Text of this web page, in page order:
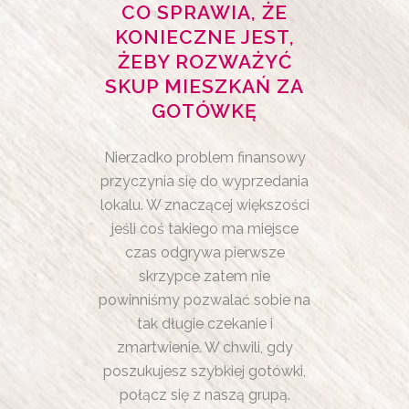
CO SPRAWIA, ŻE
KONIECZNE JEST,
ŻEBY ROZWAŻYĆ
SKUP MIESZKAŃ ZA
GOTÓWKĘ
Nierzadko problem finansowy
przyczynia się do wyprzedania
lokalu. W znaczącej większości
jeśli coś takiego ma miejsce
czas odgrywa pierwsze
skrzypce zatem nie
powinniśmy pozwalać sobie na
tak długie czekanie i
zmartwienie. W chwili, gdy
poszukujesz szybkiej gotówki,
połącz się z naszą grupą.